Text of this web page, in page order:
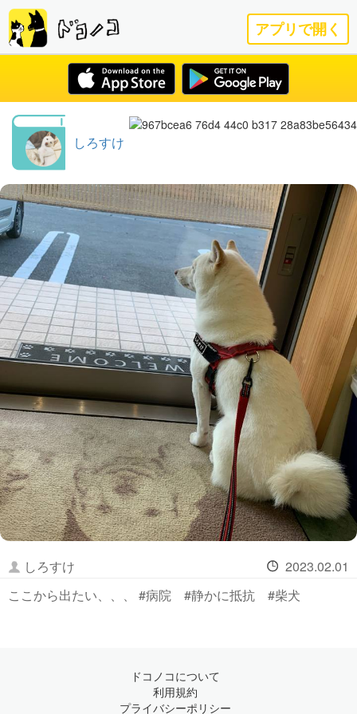
アプリで開く
しろすけ
しろすけ
2023.02.01
ここから出たい、、、 #病院 #静かに抵抗 #柴犬
ドコノコについて
利用規約
プライバシーポリシー